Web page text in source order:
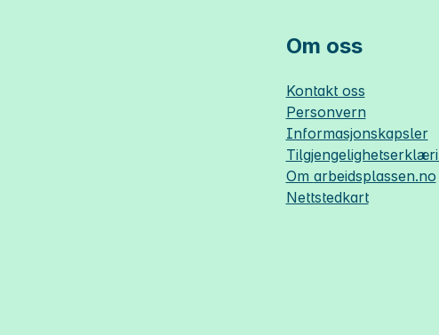
Om oss
Kontakt oss
Personvern
Informasjonskapsler
Om arbeidsplassen.no
Nettstedkart